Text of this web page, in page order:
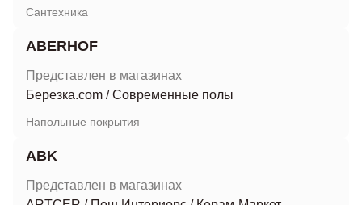
Сантехника
ABERHOF
Представлен в магазинах
Березка.com /Современные полы
Напольные покрытия
ABK
Представлен в магазинах